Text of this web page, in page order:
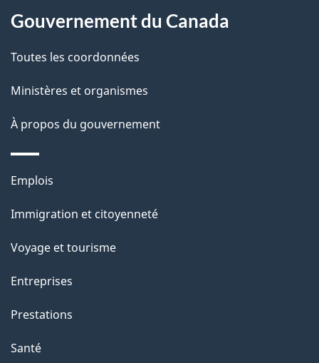
d
e
p
a
site
Gouvernement du Canada
Toutes les coordonnées
Ministères et organismes
À propos du gouvernement
Thèmes
sujets
Emplois
Immigration et citoyenneté
Voyage et tourisme
Entreprises
Prestations
Santé